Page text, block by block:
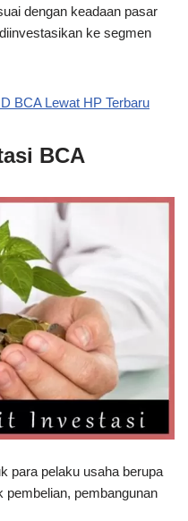
dengan keadaan pasar
ke segmen
BCA Lewat HP Terbaru
BCA
para pelaku usaha berupa
pembelian, pembangunan